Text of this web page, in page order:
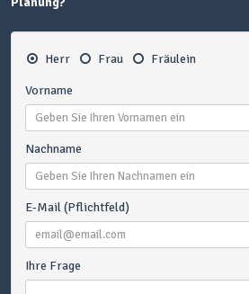
Herr Frau Fräulein
Vorname
Nachname
E-Mail (Pflichtfeld)
Ihre Frage